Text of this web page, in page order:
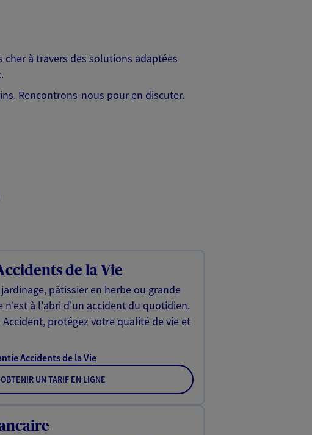
cher à travers des solutions adaptées
Rencontrons-nous pour en discuter.
de la Vie
pâtissier en herbe ou grande
à l'abri d'un accident du quotidien.
Accident, protégez votre qualité de vie et
Accidents de la Vie
OBTENIR UN TARIF EN LIGNE